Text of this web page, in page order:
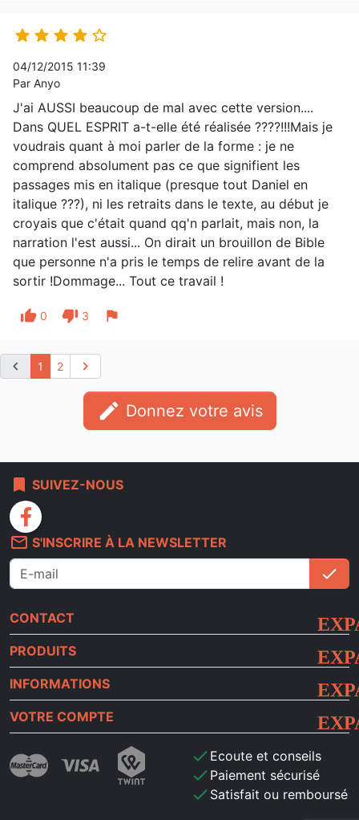
    
04/12/2015 11:39
Par Anyo
J'ai AUSSI beaucoup de mal avec cette version....
Dans QUEL ESPRIT a-t-elle été réalisée ????!!!Mais je
voudrais quant à moi parler de la forme : je ne
comprend absolument pas ce que signifient les
passages mis en italique (presque tout Daniel en
italique ???), ni les retraits dans le texte, au début je
croyais que c'était quand qq'n parlait, mais non, la
narration l'est aussi... On dirait un brouillon de Bible
que personne n'a pris le temps de relire avant de la
sortir !Dommage... Tout ce travail !
thumb_up 0 thumb_down 3 flag
chevron_left 1 2 chevron_right
edit Donnez votre avis
bookmark SUIVEZ-NOUS
facebook
mail_outline S'INSCRIRE À LA NEWSLETTER
check
CONTACT
PRODUITS
INFORMATIONS
VOTRE COMPTE
check Ecoute et conseils
check Paiement sécurisé
check Satisfait ou remboursé